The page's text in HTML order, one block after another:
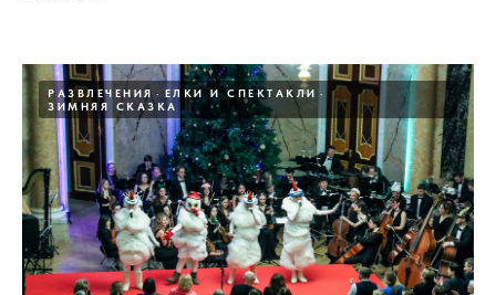
РАЗВЛЕЧЕНИЯ
ЕЛКИ И СПЕКТАКЛИ
ЗИМНЯЯ СКАЗКА